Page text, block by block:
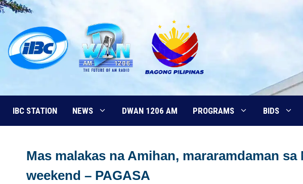
Skip
content
IBC STATION NEWS DWAN 1206 AM PROGRAMS BIDS
Mas malakas na Amihan, mararamdaman
weekend – PAGASA